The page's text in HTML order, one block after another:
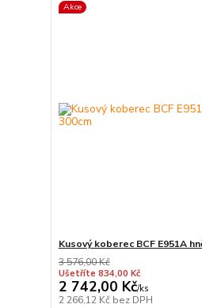
Akce
Kusový koberec BCF E951A
3 576,00 Kč
Ušetříte 834,00 Kč
2 742,00 Kč/ks
2 266,12 Kč bez DPH